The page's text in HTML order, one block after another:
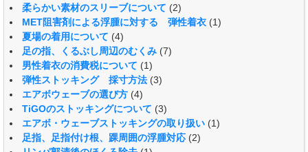
柔らかい素材のスリーブについて (2)
MET阻害剤による浮腫に対する 弾性着衣 (1)
夏場の着用について (4)
足の指、くるぶし周辺のむくみ (7)
男性着衣の消費税について (1)
弾性ストッキング 採寸方法 (3)
エアボウェーブの選び方 (4)
TiGOのストッキングについて (3)
エアボ・ウェーブストッキングの取り扱い (1)
足指、足指付け根、踝周囲の浮腫対応 (2)